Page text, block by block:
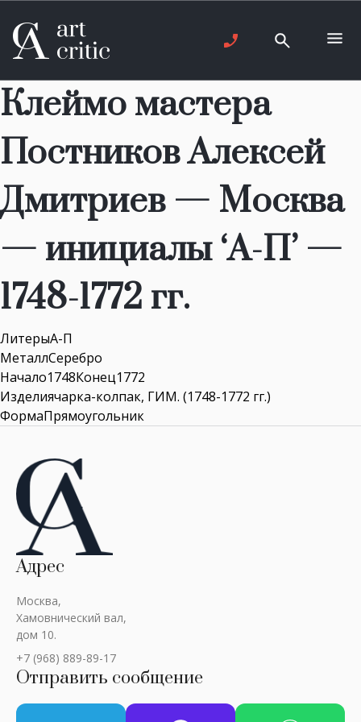
Клеймо мастера
Постников Алексей
Дмитриев — Москва
— инициалы ‘А-П’ —
1748-1772 гг.
ЛитерыА-П
МеталлСеребро
Начало1748Конец1772
Изделиячарка-колпак, ГИМ. (1748-1772 гг.)
ФормаПрямоугольник
Адрес
Москва,
Хамовнический вал,
дом 10.
+7 (968) 889-89-17
Отправить сообщение